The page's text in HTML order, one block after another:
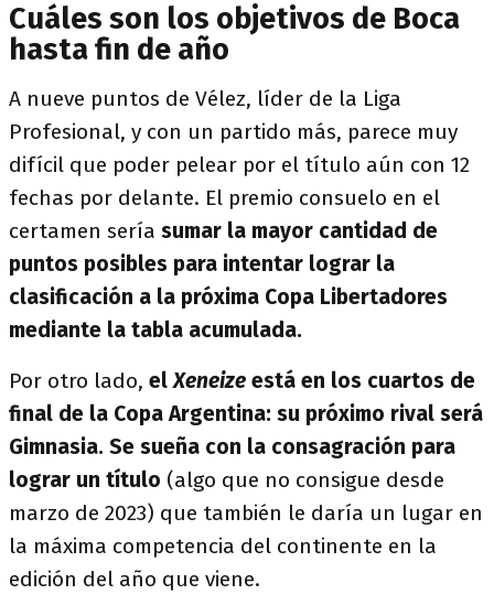
Cuáles son los objetivos de Boca
hasta fin de año
A nueve puntos de Vélez, líder de la Liga
Profesional, y con un partido más, parece muy
difícil que poder pelear por el título aún con 12
fechas por delante. El premio consuelo en el
certamen sería sumar la mayor cantidad de
puntos posibles para intentar lograr la
clasificación a la próxima Copa Libertadores
mediante la tabla acumulada.
Por otro lado, elXeneize está en los cuartos de
final de la Copa Argentina: su próximo rival será
Gimnasia. Se sueña con la consagración para
lograr un título (algo que no consigue desde
marzo de 2023) que también le daría un lugar en
la máxima competencia del continente en la
edición del año que viene.